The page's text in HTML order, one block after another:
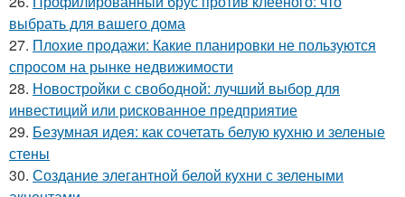
выбрать для вашего дома
27. Плохие продажи: Какие планировки не пользуются
спросом на рынке недвижимости
28. Новостройки с свободной: лучший выбор для
инвестиций или рискованное предприятие
29. Безумная идея: как сочетать белую кухню и зеленые
стены
30. Создание элегантной белой кухни с зелеными